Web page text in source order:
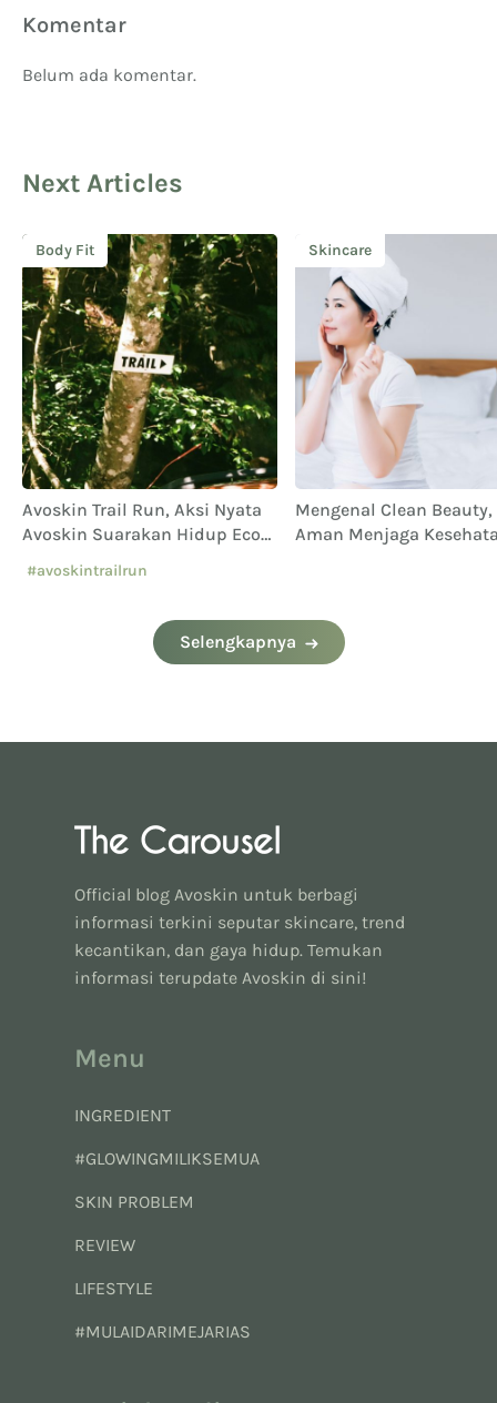
Komentar
Belum ada komentar.
Next Articles
Body Fit
Avoskin Trail Run, Aksi Nyata
Avoskin Suarakan Hidup Eco
#avoskintrailrun
Skincare
Mengenal Clean Beauty,
Aman Menjaga
Selengkapnya
Official blog Avoskin untuk berbagi
informasi terkini seputar skincare, trend
kecantikan, dan gaya hidup. Temukan
informasi terupdate Avoskin di sini!
Menu
INGREDIENT
#GLOWINGMILIKSEMUA
SKIN PROBLEM
REVIEW
LIFESTYLE
#MULAIDARIMEJARIAS